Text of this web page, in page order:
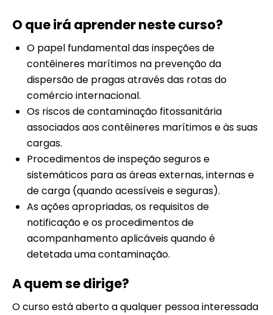
O que irá aprender neste curso?
O papel fundamental das inspeções de
contêineres marítimos na prevenção da
dispersão de pragas através das rotas do
comércio internacional.
Os riscos de contaminação fitossanitária
associados aos contêineres marítimos e às suas
cargas.
Procedimentos de inspeção seguros e
sistemáticos para as áreas externas, internas e
de carga (quando acessíveis e seguras).
As ações apropriadas, os requisitos de
notificação e os procedimentos de
acompanhamento aplicáveis quando é
detetada uma contaminação.
A quem se dirige?
O curso está aberto a qualquer pessoa interessada